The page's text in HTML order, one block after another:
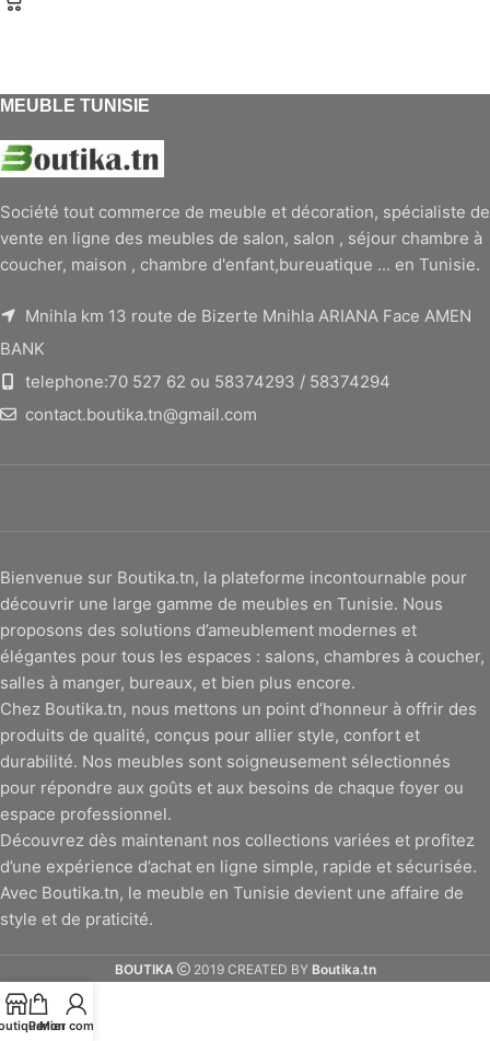
MEUBLE TUNISIE
Société tout commerce de meuble et décoration, spécialiste de
vente en ligne des meubles de salon, salon , séjour chambre à
coucher, maison , chambre d'enfant,bureuatique ... en Tunisie.
Mnihla km 13 route de Bizerte Mnihla ARIANA Face AMEN
BANK
telephone:70 527 62 ou 58374293 / 58374294
contact.boutika.tn@gmail.com
Bienvenue sur Boutika.tn, la plateforme incontournable pour
découvrir une large gamme de meubles en Tunisie. Nous
proposons des solutions d’ameublement modernes et
élégantes pour tous les espaces : salons, chambres à coucher,
salles à manger, bureaux, et bien plus encore.
Chez Boutika.tn, nous mettons un point d’honneur à offrir des
produits de qualité, conçus pour allier style, confort et
durabilité. Nos meubles sont soigneusement sélectionnés
pour répondre aux goûts et aux besoins de chaque foyer ou
espace professionnel.
Découvrez dès maintenant nos collections variées et profitez
d’une expérience d’achat en ligne simple, rapide et sécurisée.
Avec Boutika.tn, le meuble en Tunisie devient une affaire de
style et de praticité.
BOUTIKA 2019 CREATED BY Boutika.tn
Panier
Mon compte